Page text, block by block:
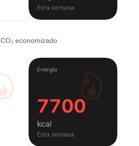
CO₂ economizado